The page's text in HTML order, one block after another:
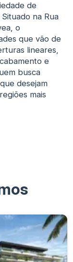
de
na Rua
o
que vão de
lineares,
e
busca
desejam
mais